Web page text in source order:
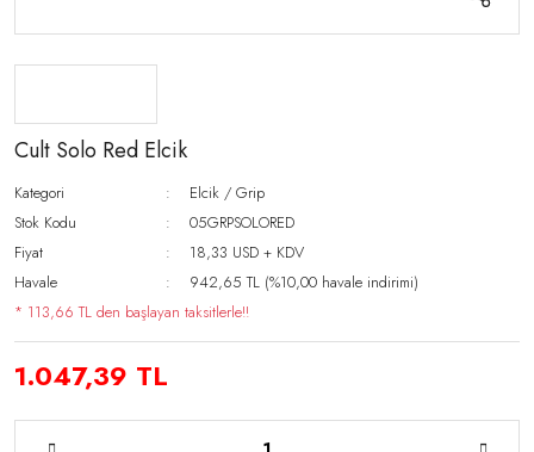
Cult Solo Red Elcik
Kategori
Elcik / Grip
Stok Kodu
05GRPSOLORED
Fiyat
18,33 USD + KDV
Havale
942,65 TL (%10,00 havale indirimi)
* 113,66 TL den başlayan taksitlerle!!
1.047,39 TL